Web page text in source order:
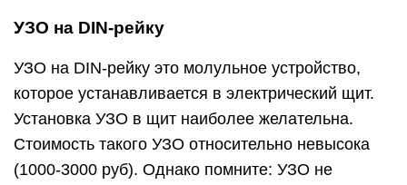
УЗО на DIN-рейку
УЗО на DIN-рейку это молульное устройство,
которое устанавливается в электрический щит.
Установка УЗО в щит наиболее желательна.
Стоимость такого УЗО относительно невысока
(1000-3000 руб). Однако помните: УЗО не